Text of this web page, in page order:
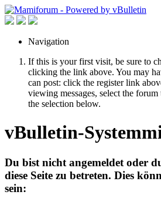
Navigation
If this is your first visit, be sure to
clicking the link above. You may
can post: click the register link
viewing messages, select the
the selection below.
vBulletin-
Du bist nicht angemeldet oder
diese Seite zu betreten. Dies
sein: